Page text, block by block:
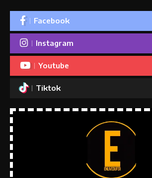
Facebook
Instagram
Youtube
Tiktok